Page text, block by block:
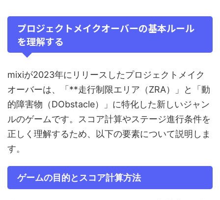
プロジェクトメイクオーバーの基本ルール
を理解する
mixiが2023年にリリースしたプロジェクトメイク
オーバーは、「**走行制限エリア（ZRA）」と「動
的障害物（DObstacle）」に特化した新しいジャン
ルのゲームです。スコア計算やステージ進行条件を
正しく理解するため、以下の要素について説明しま
す。
ゲームの目的とスコア計算方法